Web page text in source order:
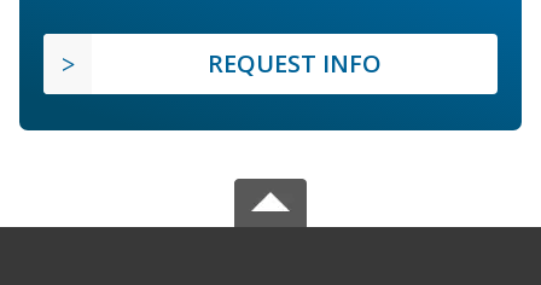
REQUEST INFO